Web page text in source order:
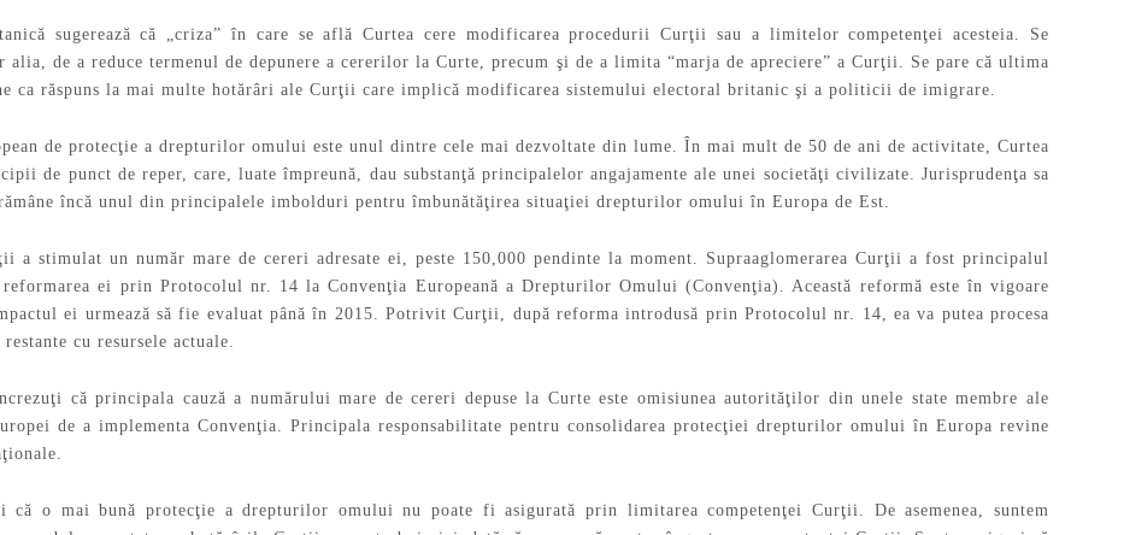
sugerează că „criza” în care se află Curtea cere modificarea procedurii Curţii sau a limitelor competenţei acesteia. Se
alia, de a reduce termenul de depunere a cererilor la Curte, precum şi de a limita “marja de apreciere” a Curţii. Se pare că ultima
ca răspuns la mai multe hotărâri ale Curţii care implică modificarea sistemului electoral britanic şi a politicii de imigrare.
de protecţie a drepturilor omului este unul dintre cele mai dezvoltate din lume. În mai mult de 50 de ani de activitate, Curtea
de punct de reper, care, luate împreună, dau substanţă principalelor angajamente ale unei societăţi civilizate. Jurisprudenţa sa
încă unul din principalele imbolduri pentru îmbunătăţirea situaţiei drepturilor omului în Europa de Est.
a stimulat un număr mare de cereri adresate ei, peste 150,000 pendinte la moment. Supraaglomerarea Curţii a fost principalul
ei prin Protocolul nr. 14 la Convenţia Europeană a Drepturilor Omului (Convenţia). Această reformă este în vigoare
ei urmează să fie evaluat până în 2015. Potrivit Curţii, după reforma introdusă prin Protocolul nr. 14, ea va putea procesa
cu resursele actuale.
că principala cauză a numărului mare de cereri depuse la Curte este omisiunea autorităţilor din unele state membre ale
de a implementa Convenţia. Principala responsabilitate pentru consolidarea protecţiei drepturilor omului în Europa revine
că o mai bună protecţie a drepturilor omului nu poate fi asigurată prin limitarea competenţei Curţii. De asemenea, suntem